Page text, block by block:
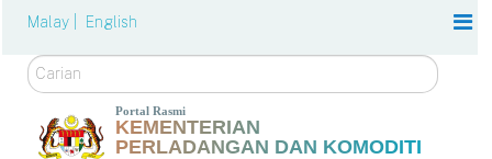
Malay | English
Carian
Portal Rasmi
KEMENTERIAN
PERLADANGAN DAN KOMODITI